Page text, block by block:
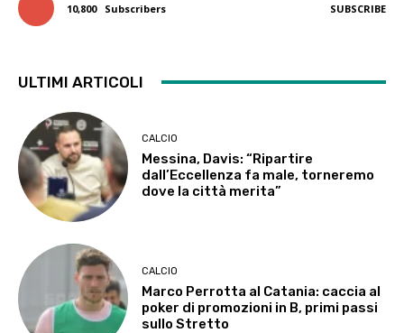
10,800 Subscribers SUBSCRIBE
ULTIMI ARTICOLI
CALCIO
Messina, Davis: “Ripartire
dall’Eccellenza fa male, torneremo
dove la città merita”
CALCIO
Marco Perrotta al Catania: caccia al
poker di promozioni in B, primi passi
sullo Stretto